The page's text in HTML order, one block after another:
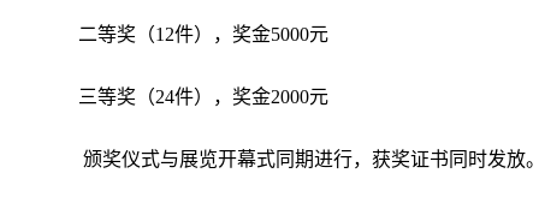
二等奖（12件），奖金5000元
三等奖（24件），奖金2000元
颁奖仪式与展览开幕式同期进行，获奖证书同时发放